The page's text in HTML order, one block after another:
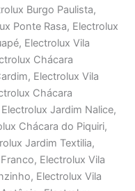
Burgo Paulista,
Ponte Rasa, Electrolux
Electrolux Vila
Chácara
Electrolux Vila
Chácara
Jardim Nalice,
Chácara do Piquiri,
Jardim Textilia,
Electrolux Vila
Electrolux Vila